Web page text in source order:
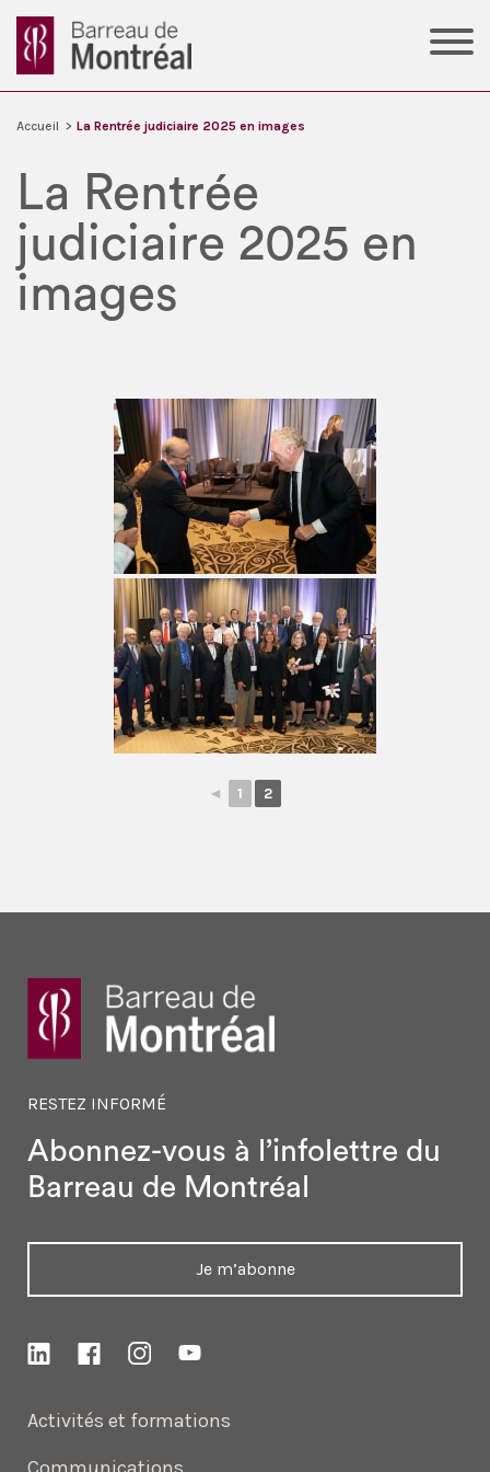
Accueil > La Rentrée judiciaire 2025 en images
La Rentrée
judiciaire 2025 en
images
◄ 1 2
Activités et formations
RESTEZ INFORMÉ
Abonnez-vous à l’infolettre du
Barreau de Montréal
Je m’abonne